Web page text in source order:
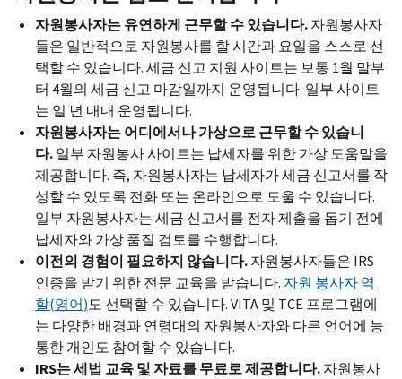
자원봉사자는 유연하게 근무할 수 있습니다.자원봉사자
들은 일반적으로 자원봉사를 할 시간과 요일을 스스로 선
택할 수 있습니다. 세금 신고 지원 사이트는 보통 1월 말부
터 4월의 세금 신고 마감일까지 운영됩니다. 일부 사이트
는 일 년 내내 운영됩니다.
자원봉사자는 어디에서나 가상으로 근무할 수 있습니
다.일부 자원봉사 사이트는 납세자를 위한 가상 도움말을
제공합니다. 즉, 자원봉사자는 납세자가 세금 신고서를 작
성할 수 있도록 전화 또는 온라인으로 도울 수 있습니다.
일부 자원봉사자는 세금 신고서를 전자 제출을 돕기 전에
납세자와 가상 품질 검토를 수행합니다.
이전의 경험이 필요하지 않습니다.자원봉사자들은 IRS
인증을 받기 위한 전문 교육을 받습니다. 자원 봉사자 역
할(영어)도 선택할 수 있습니다.VITA및 TCE 프로그램에
는 다양한 배경과 연령대의 자원봉사자와 다른 언어에 능
통한 개인도 참여할 수 있습니다.
IRS는 세법 교육 및 자료를 무료로 제공합니다.자원봉사